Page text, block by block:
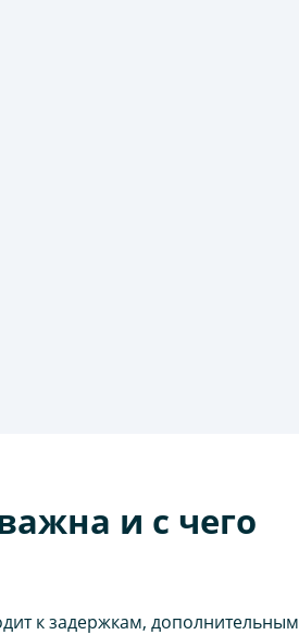
и с чего
к задержкам, дополнительным